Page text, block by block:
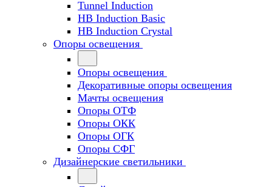
Tunnel Induction
HB Induction Basic
HB Induction Crystal
Опоры освещения
Опоры освещения
Декоративные опоры освещения
Мачты освещения
Опоры ОТФ
Опоры ОКК
Опоры ОГК
Опоры СФГ
Дизайнерские светильники